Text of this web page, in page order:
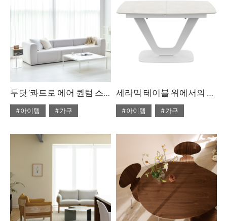
두닷 ‘콰트로 에어 퀀텀 스퀘어 페닉스 소파 테이블
#아이템
#가구
#ISSUE283
세라믹 테이블 위에서의 만찬
#아이템
#가구
#테이블